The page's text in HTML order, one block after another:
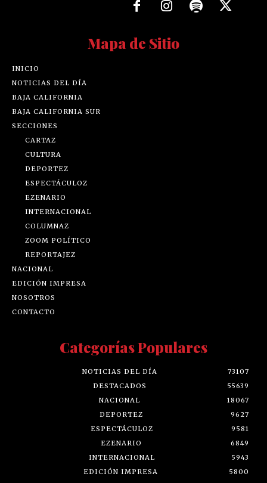
Mapa de Sitio
INICIO
NOTICIAS DEL DÍA
BAJA CALIFORNIA
BAJA CALIFORNIA SUR
SECCIONES
CARTAZ
CULTURA
DEPORTEZ
ESPECTÁCULOZ
EZENARIO
INTERNACIONAL
COLUMNAZ
ZOOM POLÍTICO
REPORTAJEZ
NACIONAL
EDICIÓN IMPRESA
NOSOTROS
CONTACTO
Categorías Populares
NOTICIAS DEL DÍA
73107
DESTACADOS
55639
NACIONAL
18067
DEPORTEZ
9627
ESPECTÁCULOZ
9581
EZENARIO
6849
INTERNACIONAL
5943
EDICIÓN IMPRESA
5800